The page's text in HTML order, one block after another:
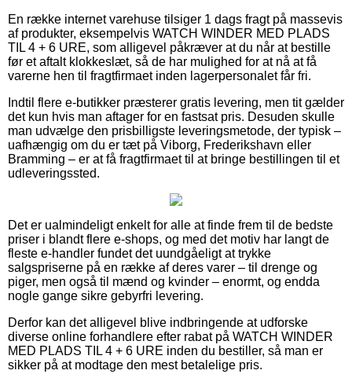
En række internet varehuse tilsiger 1 dags fragt på massevis
af produkter, eksempelvis WATCH WINDER MED PLADS
TIL 4 + 6 URE, som alligevel påkræver at du når at bestille
før et aftalt klokkeslæt, så de har mulighed for at nå at få
varerne hen til fragtfirmaet inden lagerpersonalet får fri.
Indtil flere e-butikker præsterer gratis levering, men tit gælder
det kun hvis man aftager for en fastsat pris. Desuden skulle
man udvælge den prisbilligste leveringsmetode, der typisk –
uafhængig om du er tæt på Viborg, Frederikshavn eller
Bramming – er at få fragtfirmaet til at bringe bestillingen til et
udleveringssted.
Det er ualmindeligt enkelt for alle at finde frem til de bedste
priser i blandt flere e-shops, og med det motiv har langt de
fleste e-handler fundet det uundgåeligt at trykke
salgspriserne på en række af deres varer – til drenge og
piger, men også til mænd og kvinder – enormt, og endda
nogle gange sikre gebyrfri levering.
Derfor kan det alligevel blive indbringende at udforske
diverse online forhandlere efter rabat på WATCH WINDER
MED PLADS TIL 4 + 6 URE inden du bestiller, så man er
sikker på at modtage den mest betalelige pris.